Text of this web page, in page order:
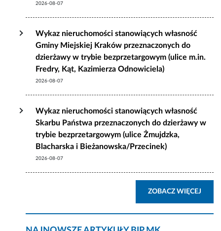
2026-08-07
Wykaz nieruchomości stanowiących własność
Gminy Miejskiej Kraków przeznaczonych do
dzierżawy w trybie bezprzetargowym (ulice m.in.
Fredry, Kąt, Kazimierza Odnowiciela)
2026-08-07
Wykaz nieruchomości stanowiących własność
Skarbu Państwa przeznaczonych do dzierżawy w
trybie bezprzetargowym (ulice Żmujdzka,
Blacharska i Bieżanowska/Przecinek)
2026-08-07
ZOBACZ WIĘCEJ